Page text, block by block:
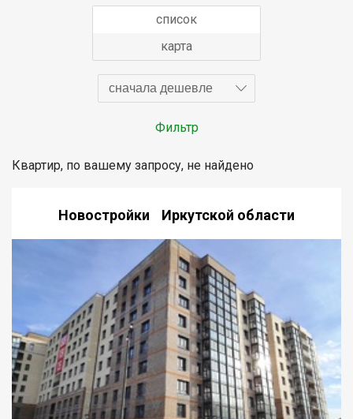
список
карта
сначала дешевле
Фильтр
Квартир, по вашему запросу, не найдено
Новостройки Иркутской области